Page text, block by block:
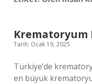
Krematoryum
Tarih: Ocak 19, 2025
Türkiye’de
en büyük